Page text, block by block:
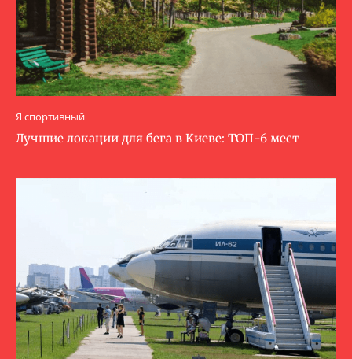
Я спортивный
Лучшие локации для бега в Киеве: ТОП-6 мест